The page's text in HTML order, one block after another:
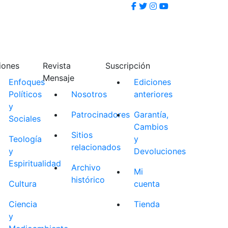
Enfoques
Políticos
y
Sociales
Teología
y
Espiritualidad
Cultura
Ciencia
y
Revista
Mensaje
Nosotros
Patrocinadores
Sitios
relacionados
Archivo
histórico
Suscripción
Ediciones
anteriores
Garantía,
Cambios
y
Devoluciones
Mi
cuenta
Tienda